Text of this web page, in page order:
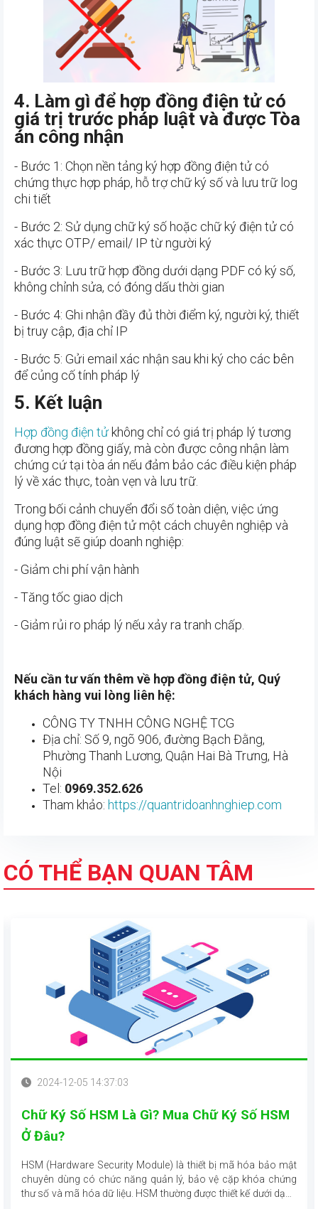
4. Làm gì để hợp đồng điện tử có
giá trị trước pháp luật và được Tòa
án công nhận
- Bước 1: Chọn nền tảng ký hợp đồng điện tử có
chứng thực hợp pháp, hỗ trợ chữ ký số và lưu trữ log
chi tiết
- Bước 2: Sử dụng chữ ký số hoặc chữ ký điện tử có
xác thực OTP/ email/ IP từ người ký
- Bước 3: Lưu trữ hợp đồng dưới dạng PDF có ký số,
không chỉnh sửa, có đóng dấu thời gian
- Bước 4: Ghi nhận đầy đủ thời điểm ký, người ký, thiết
bị truy cập, địa chỉ IP
- Bước 5: Gửi email xác nhận sau khi ký cho các bên
để củng cố tính pháp lý
5. Kết luận
Hợp đồng điện tử không chỉ có giá trị pháp lý tương
đương hợp đồng giấy, mà còn được công nhận làm
chứng cứ tại tòa án nếu đảm bảo các điều kiện pháp
lý về xác thực, toàn vẹn và lưu trữ.
Trong bối cảnh chuyển đổi số toàn diện, việc ứng
dụng hợp đồng điện tử một cách chuyên nghiệp và
đúng luật sẽ giúp doanh nghiệp:
- Giảm chi phí vận hành
- Tăng tốc giao dịch
- Giảm rủi ro pháp lý nếu xảy ra tranh chấp.
Nếu cần tư vấn thêm về hợp đồng điện tử, Quý
khách hàng vui lòng liên hệ:
CÔNG TY TNHH CÔNG NGHỆ TCG
Địa chỉ: Số 9, ngõ 906, đường Bạch Đằng,
Phường Thanh Lương, Quận Hai Bà Trưng, Hà
Nội
Tel: 0969.352.626
Tham khảo: https://quantridoanhnghiep.com
CÓ THỂ BẠN QUAN TÂM
2024-12-05 14:37:03
Chữ Ký Số HSM Là Gì? Mua Chữ Ký Số HSM
Ở Đâu?
HSM (Hardware Security Module) là thiết bị mã hóa bảo mật
chuyên dùng có chức năng quản lý, bảo vệ cặp khóa chứng
thư số và mã hóa dữ liệu. HSM thường được thiết kế dưới dạng